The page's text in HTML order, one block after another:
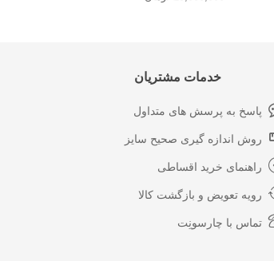
خدمات مشتریان
پاسخ به پرسش های متداول
روش اندازه گیری صحیح سایز
راهنمای خرید اقساطی
رویه تعویض و بازگشت کالا
تماس با چارسونِت